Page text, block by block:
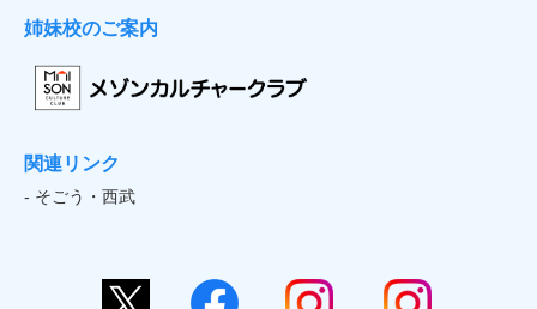
姉妹校のご案内
関連リンク
- そごう・西武